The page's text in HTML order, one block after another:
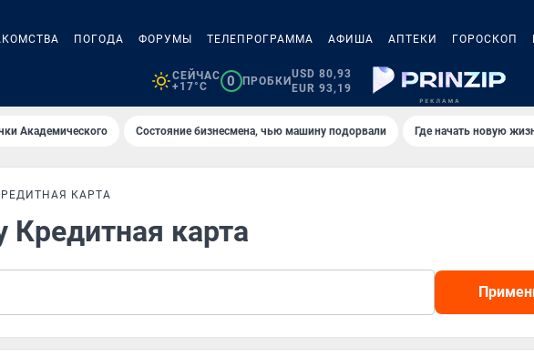
ПОГОДА ФОРУМЫ ТЕЛЕПРОГРАММА АФИША АПТЕКИ ГОРОСКОП
СЕЙЧАС
+17°C
0 ПРОБКИ
USD 80,93
EUR 93,19
Академического Состояние бизнесмена, чью машину подорвали Где начать новую
КАРТА
Кредитная карта